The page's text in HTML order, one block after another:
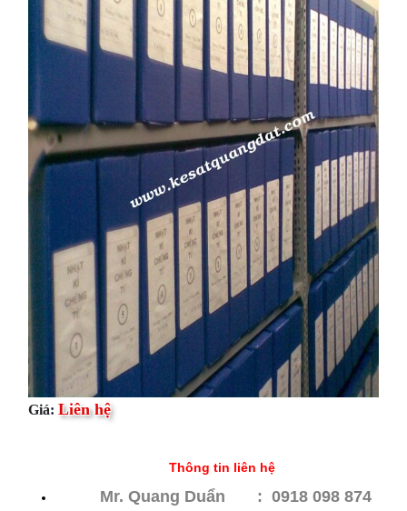
Giá: Liên hệ
Thông tin liên hệ
Mr. Quang Duẩn : 0918 098 874